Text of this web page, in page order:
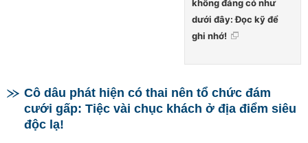
không đáng có như
dưới đây: Đọc kỹ để
ghi nhớ!
Cô dâu phát hiện có thai nên tổ chức đám
cưới gấp: Tiệc vài chục khách ở địa điểm siêu
độc lạ!